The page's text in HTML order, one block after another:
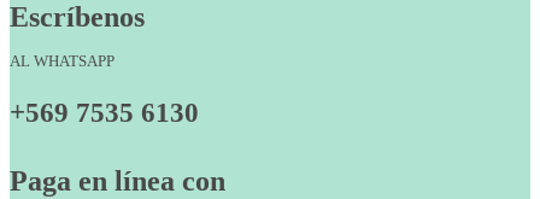
Escríbenos
AL WHATSAPP
+569 7535 6130
Paga en línea con